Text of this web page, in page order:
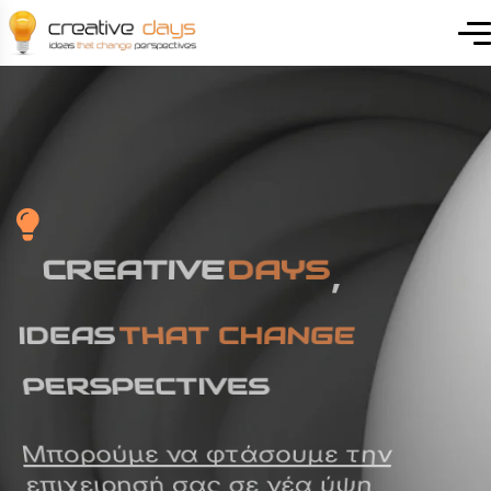
CREATIVE
THAT CHANGE
PERSPECTIVES
Μπορούμε να φτάσουμε την
επιχειρησή σας σε νέα ύψη